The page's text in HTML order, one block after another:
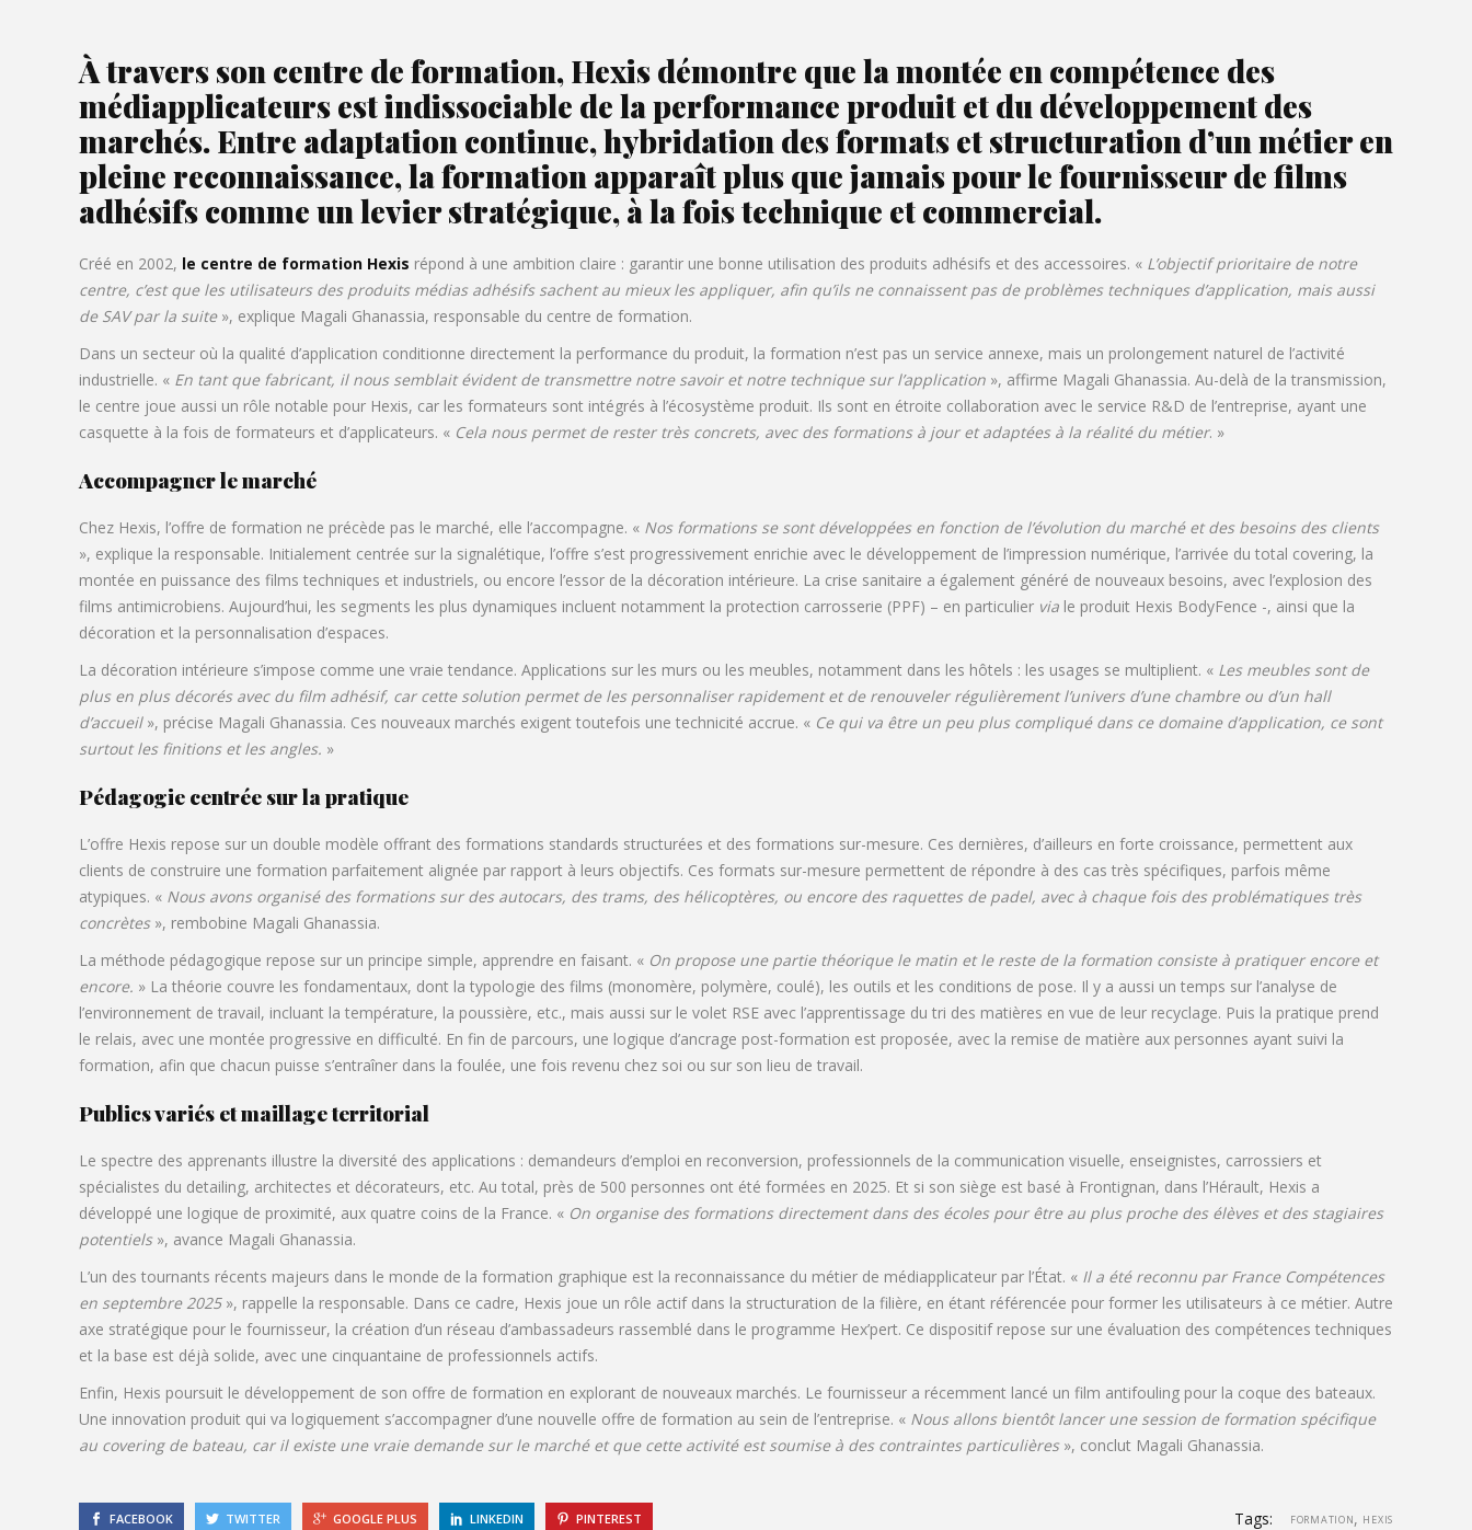
À travers son centre de formation, Hexis démontre que la montée en compétence des
médiapplicateurs est indissociable de la performance produit et du développement des
marchés. Entre adaptation continue, hybridation des formats et structuration d’un métier en
pleine reconnaissance, la formation apparaît plus que jamais pour le fournisseur de films
adhésifs comme un levier stratégique, à la fois technique et commercial.
Créé en 2002, le centre de formation Hexis répond à une ambition claire : garantir une bonne utilisation des produits adhésifs et des accessoires. « L’objectif prioritaire de notre
centre, c’est que les utilisateurs des produits médias adhésifs sachent au mieux les appliquer, afin qu’ils ne connaissent pas de problèmes techniques d’application, mais aussi
de SAV par la suite », explique Magali Ghanassia, responsable du centre de formation.
Dans un secteur où la qualité d’application conditionne directement la performance du produit, la formation n’est pas un service annexe, mais un prolongement naturel de l’activité
industrielle. « En tant que fabricant, il nous semblait évident de transmettre notre savoir et notre technique sur l’application », affirme Magali Ghanassia. Au-delà de la transmission,
le centre joue aussi un rôle notable pour Hexis, car les formateurs sont intégrés à l’écosystème produit. Ils sont en étroite collaboration avec le service R&D de l’entreprise, ayant une
casquette à la fois de formateurs et d’applicateurs. « Cela nous permet de rester très concrets, avec des formations à jour et adaptées à la réalité du métier. »
Accompagner le marché
Chez Hexis, l’offre de formation ne précède pas le marché, elle l’accompagne. « Nos formations se sont développées en fonction de l’évolution du marché et des besoins des clients
», explique la responsable. Initialement centrée sur la signalétique, l’offre s’est progressivement enrichie avec le développement de l’impression numérique, l’arrivée du total covering, la
montée en puissance des films techniques et industriels, ou encore l’essor de la décoration intérieure. La crise sanitaire a également généré de nouveaux besoins, avec l’explosion des
films antimicrobiens. Aujourd’hui, les segments les plus dynamiques incluent notamment la protection carrosserie (PPF) – en particulier via le produit Hexis BodyFence -, ainsi que la
décoration et la personnalisation d’espaces.
La décoration intérieure s’impose comme une vraie tendance. Applications sur les murs ou les meubles, notamment dans les hôtels : les usages se multiplient. « Les meubles sont de
plus en plus décorés avec du film adhésif, car cette solution permet de les personnaliser rapidement et de renouveler régulièrement l’univers d’une chambre ou d’un hall
d’accueil », précise Magali Ghanassia. Ces nouveaux marchés exigent toutefois une technicité accrue. « Ce qui va être un peu plus compliqué dans ce domaine d’application, ce sont
surtout les finitions et les angles. »
Pédagogie centrée sur la pratique
L’offre Hexis repose sur un double modèle offrant des formations standards structurées et des formations sur-mesure. Ces dernières, d’ailleurs en forte croissance, permettent aux
clients de construire une formation parfaitement alignée par rapport à leurs objectifs. Ces formats sur-mesure permettent de répondre à des cas très spécifiques, parfois même
atypiques. « Nous avons organisé des formations sur des autocars, des trams, des hélicoptères, ou encore des raquettes de padel, avec à chaque fois des problématiques très
concrètes », rembobine Magali Ghanassia.
La méthode pédagogique repose sur un principe simple, apprendre en faisant. « On propose une partie théorique le matin et le reste de la formation consiste à pratiquer encore et
encore. » La théorie couvre les fondamentaux, dont la typologie des films (monomère, polymère, coulé), les outils et les conditions de pose. Il y a aussi un temps sur l’analyse de
l’environnement de travail, incluant la température, la poussière, etc., mais aussi sur le volet RSE avec l’apprentissage du tri des matières en vue de leur recyclage. Puis la pratique prend
le relais, avec une montée progressive en difficulté. En fin de parcours, une logique d’ancrage post-formation est proposée, avec la remise de matière aux personnes ayant suivi la
formation, afin que chacun puisse s’entraîner dans la foulée, une fois revenu chez soi ou sur son lieu de travail.
Publics variés et maillage territorial
Le spectre des apprenants illustre la diversité des applications : demandeurs d’emploi en reconversion, professionnels de la communication visuelle, enseignistes, carrossiers et
spécialistes du detailing, architectes et décorateurs, etc. Au total, près de 500 personnes ont été formées en 2025. Et si son siège est basé à Frontignan, dans l’Hérault, Hexis a
développé une logique de proximité, aux quatre coins de la France. « On organise des formations directement dans des écoles pour être au plus proche des élèves et des stagiaires
potentiels», avance Magali Ghanassia.
L’un des tournants récents majeurs dans le monde de la formation graphique est la reconnaissance du métier de médiapplicateur par l’État. « Il a été reconnu par France Compétences
en septembre 2025», rappelle la responsable. Dans ce cadre, Hexis joue un rôle actif dans la structuration de la filière, en étant référencée pour former les utilisateurs à ce métier. Autre
axe stratégique pour le fournisseur, la création d’un réseau d’ambassadeurs rassemblé dans le programme Hex’pert. Ce dispositif repose sur une évaluation des compétences techniques
et la base est déjà solide, avec une cinquantaine de professionnels actifs.
Enfin, Hexis poursuit le développement de son offre de formation en explorant de nouveaux marchés. Le fournisseur a récemment lancé un film antifouling pour la coque des bateaux.
Une innovation produit qui va logiquement s’accompagner d’une nouvelle offre de formation au sein de l’entreprise. « Nous allons bientôt lancer une session de formation spécifique
au covering de bateau, car il existe une vraie demande sur le marché et que cette activité est soumise à des contraintes particulières », conclut Magali Ghanassia.
FACEBOOK TWITTER GOOGLE PLUS LINKEDIN PINTEREST Tags: FORMATION, HEXIS